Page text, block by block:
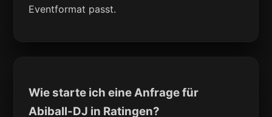
Eventformat passt.
Wie starte ich eine Anfrage für
Abiball-DJ in Ratingen?